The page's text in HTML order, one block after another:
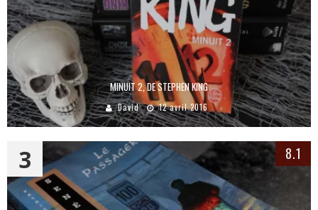
MINUIT 2, DE STEPHEN KING
David 12 avril 2016
3 8.1